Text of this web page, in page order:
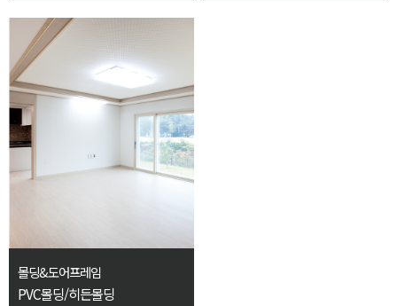
몰딩&도어프레임
PVC몰딩/히든몰딩